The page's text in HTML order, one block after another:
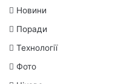
Новини
Поради
Технології
Фото